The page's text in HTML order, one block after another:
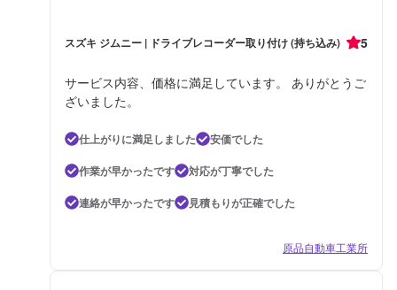
スズキ ジムニー | ドライブレコーダー取り付け (持ち込み) 5
サービス内容、価格に満足しています。 ありがとうご
ざいました。
仕上がりに満足しました
安価でした
作業が早かったです
対応が丁寧でした
連絡が早かったです
見積もりが正確でした
原品自動車工業所